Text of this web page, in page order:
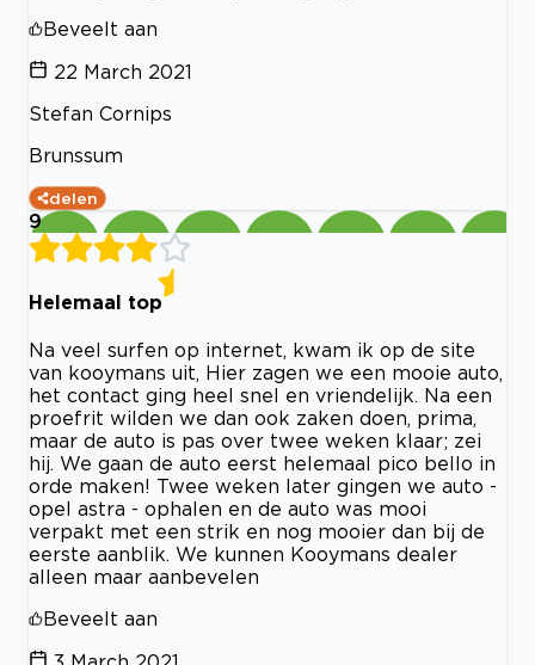
Beveelt aan
22 March 2021
Stefan Cornips
Brunssum
delen
9
Helemaal top
Na veel surfen op internet, kwam ik op de site
van kooymans uit, Hier zagen we een mooie auto,
het contact ging heel snel en vriendelijk. Na een
proefrit wilden we dan ook zaken doen, prima,
maar de auto is pas over twee weken klaar; zei
hij. We gaan de auto eerst helemaal pico bello in
orde maken! Twee weken later gingen we auto -
opel astra - ophalen en de auto was mooi
verpakt met een strik en nog mooier dan bij de
eerste aanblik. We kunnen Kooymans dealer
alleen maar aanbevelen
Beveelt aan